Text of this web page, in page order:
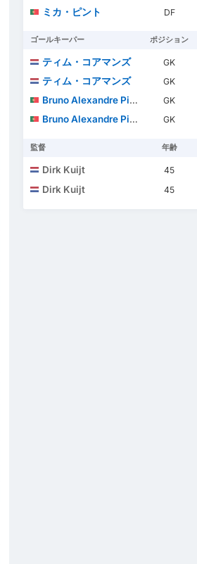
ミカ・ピント
DF
ゴールキーパー ポジション
ティム・コアマンズ GK
ティム・コアマンズ
GK
Bruno Alexandre Pinto Pereira
GK
Bruno Alexandre Pinto Pereira
GK
監督 年齢
Dirk Kuijt 45
Dirk Kuijt 45